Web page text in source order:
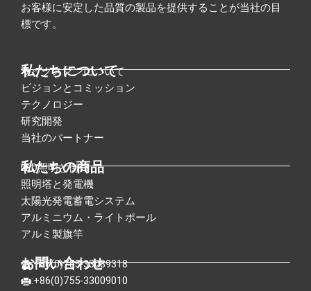
お客様に安定した品質の製品を提供することが当社の目
標です。
私たちについて
ラックスマンについて
ビジョンとコミッション
テクノロジー
研究開発
当社のパートナー
私たちの商品
LED照明と街灯
照明塔と発電機
太陽光発電蓄電システム
アルミニウム・ライトポール
アルミ製旗竿
お問い合わせ
:+86(0)755-33089318
:+86(0)755-33009010